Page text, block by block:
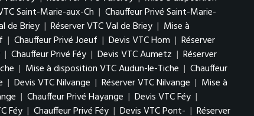
Saint-Marie-aux-Ch | Chauffeur Privé Saint-Marie-
de Briey | Réserver VTC Val de Briey | Mise à
| Chauffeur Privé Joeuf | Devis VTC Hom | Réserver
| Chauffeur Privé Féy | Devis VTC Aumetz | Réserver
| Mise à disposition VTC Audun-le-Tiche | Chauffeur
| Devis VTC Nilvange | Réserver VTC Nilvange | Mise à
| Chauffeur Privé Hayange | Devis VTC Féy |
Féy | Chauffeur Privé Féy | Devis VTC Pont- | Réserver